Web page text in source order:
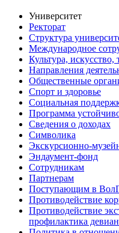
Университет
Ректорат
Структура
Международное
Культура, искусство,
Направления
Общественные
Спорт и здоровье
Социальная
Программа
Сведения о доходах
Символика
Экскурсионно-
Эндаумент-фонд
Сотрудникам
Партнерам
Поступающим в
Противодействие
Противодействие
профилактика